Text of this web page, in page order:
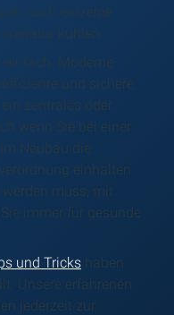
auch einzelne
kühlen.
Moderne
und sichere
zentrales oder
wenn Sie bei einer
Neubau die
einhalten
muss, mit
immer für gesunde
und Tricks haben
Unsere erfahrenen
jederzeit zur